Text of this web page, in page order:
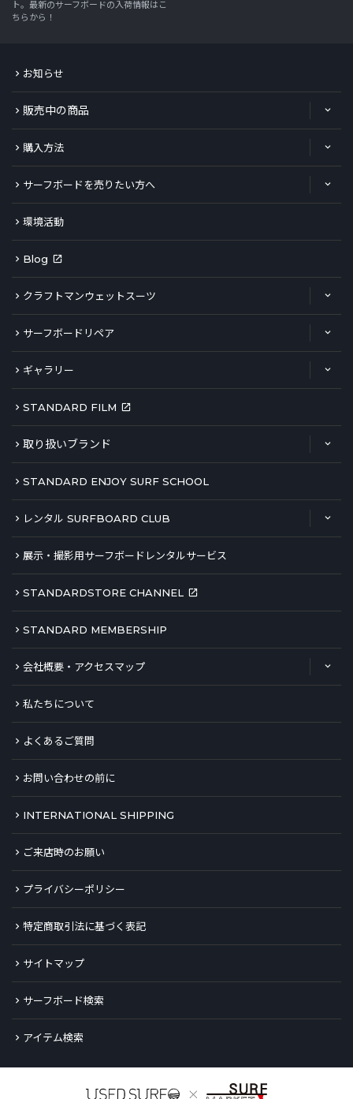
ト。最新のサーフボードの入荷情報はこ
ちらから！
お知らせ
販売中の商品
購入方法
サーフボードを売りたい方へ
環境活動
Blog
クラフトマンウェットスーツ
サーフボードリペア
ギャラリー
STANDARD FILM
取り扱いブランド
STANDARD ENJOY SURF SCHOOL
レンタル SURFBOARD CLUB
展示・撮影用サーフボードレンタルサービス
STANDARDSTORE CHANNEL
STANDARD MEMBERSHIP
会社概要・アクセスマップ
私たちについて
よくあるご質問
お問い合わせの前に
INTERNATIONAL SHIPPING
ご来店時のお願い
プライバシーポリシー
特定商取引法に基づく表記
サイトマップ
サーフボード検索
アイテム検索